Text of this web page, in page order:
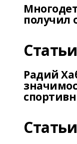
получил
Статьи
Радий
Статьи